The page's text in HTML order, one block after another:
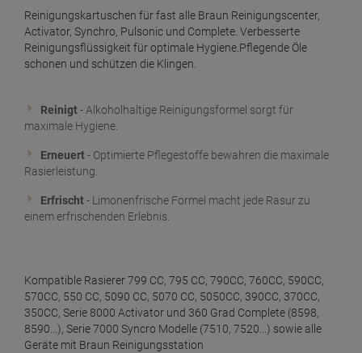
Reinigungskartuschen für fast alle Braun Reinigungscenter,
Activator, Synchro, Pulsonic und Complete. Verbesserte
Reinigungsflüssigkeit für optimale Hygiene.Pflegende Öle
schonen und schützen die Klingen.
Reinigt- Alkoholhaltige Reinigungsformel sorgt für
maximale Hygiene.
Erneuert- Optimierte Pflegestoffe bewahren die maximale
Rasierleistung.
Erfrischt- Limonenfrische Formel macht jede Rasur zu
einem erfrischenden Erlebnis.
Kompatible Rasierer 799 CC, 795 CC, 790CC, 760CC, 590CC,
570CC, 550 CC, 5090 CC, 5070 CC, 5050CC, 390CC, 370CC,
350CC, Serie 8000 Activator und 360 Grad Complete (8598,
8590...), Serie 7000 Syncro Modelle (7510, 7520...) sowie alle
Geräte mit Braun Reinigungsstation